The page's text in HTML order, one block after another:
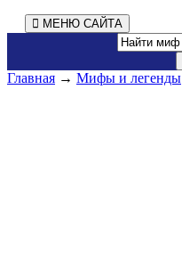
МЕНЮ САЙТА
Главная → Мифы и легенды